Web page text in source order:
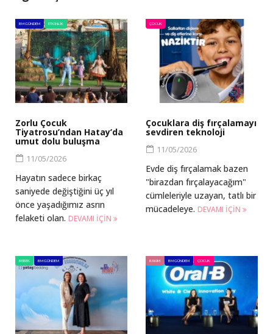
BM GÜNDEM ETKINLIK
Zorlu Çocuk
Tiyatrosu’ndan Hatay’da
umut dolu buluşma
11/05/2026
Hayatın sadece birkaç
saniyede değiştiğini üç yıl
önce yaşadığımız asrın
felaketi olan. DEVAMI IÇIN
ÇOCUK
Çocuklara diş fırçalamayı
sevdiren teknoloji
11/05/2026
Evde diş fırçalamak bazen
"birazdan fırçalayacağım"
cümleleriyle uzayan, tatlı bir
mücadeleye. DEVAMI IÇIN
BEBEK BM GÜNDEM BAKIM BM GÜNDEM ÇOCUK